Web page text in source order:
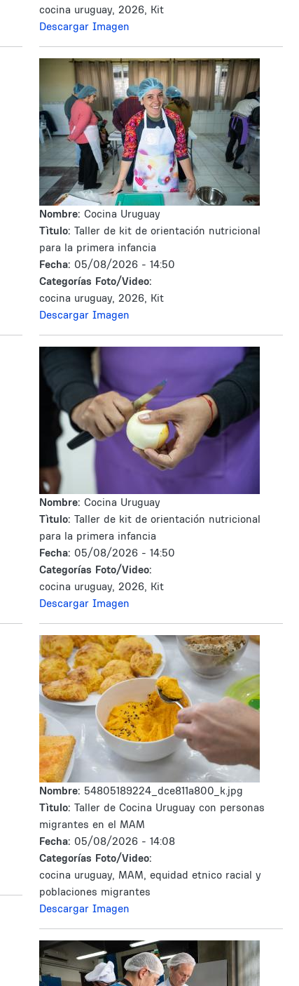
cocina uruguay, 2026, Kit
Descargar Imagen
Nombre: Cocina Uruguay
Tìtulo: Taller de kit de orientación nutricional
para la primera infancia
Fecha: 05/08/2026 - 14:50
Categorías Foto/Video:
cocina uruguay, 2026, Kit
Descargar Imagen
Nombre: Cocina Uruguay
Tìtulo: Taller de kit de orientación nutricional
para la primera infancia
Fecha: 05/08/2026 - 14:50
Categorías Foto/Video:
cocina uruguay, 2026, Kit
Descargar Imagen
Nombre: 54805189224_dce811a800_k.jpg
Tìtulo: Taller de Cocina Uruguay con personas
migrantes en el MAM
Fecha: 05/08/2026 - 14:08
Categorías Foto/Video:
cocina uruguay, MAM, equidad etnico racial y
poblaciones migrantes
Descargar Imagen